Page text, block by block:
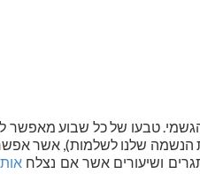
טבעו של כל שבוע מאפשר
הנשמה שלנו לשלמות), אשר
ושיעורים אשר אם נצלח אות